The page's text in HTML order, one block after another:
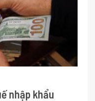
nhập khẩu